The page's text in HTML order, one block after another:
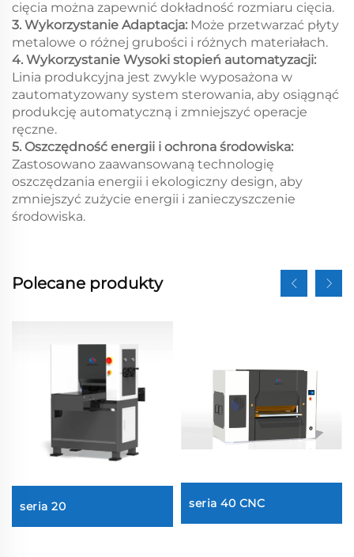
cięcia można zapewnić dokładność rozmiaru cięcia.
3. Wykorzystanie Adaptacja: Może przetwarzać płyty
metalowe o różnej grubości i różnych materiałach.
4. Wykorzystanie Wysoki stopień automatyzacji:
Linia produkcyjna jest zwykle wyposażona w
zautomatyzowany system sterowania, aby osiągnąć
produkcję automatyczną i zmniejszyć operacje
ręczne.
5. Oszczędność energii i ochrona środowiska:
Zastosowano zaawansowaną technologię
oszczędzania energii i ekologiczny design, aby
zmniejszyć zużycie energii i zanieczyszczenie
środowiska.
Polecane produkty
seria 20 seria 40 CNC